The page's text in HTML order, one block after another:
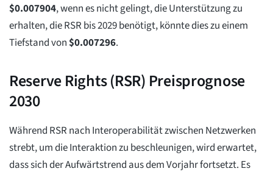
$0.007904, wenn es nicht gelingt, die Unterstützung zu
erhalten, die RSR bis 2029 benötigt, könnte dies zu einem
Tiefstand von$0.007296.
Reserve Rights (RSR) Preisprognose
2030
Während RSR nach Interoperabilität zwischen Netzwerken
strebt, um die Interaktion zu beschleunigen, wird erwartet,
dass sich der Aufwärtstrend aus dem Vorjahr fortsetzt. Es